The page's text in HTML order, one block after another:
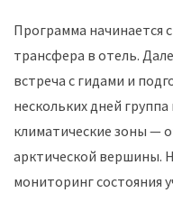
Программа начинается
трансфера в отель.
встреча с гидами и
нескольких дней
климатические зоны —
арктической вершины.
мониторинг состояния